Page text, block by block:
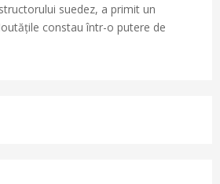
suedez, a primit un
constau într-o putere de